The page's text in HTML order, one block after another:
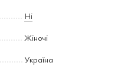
Ні
Жіночі
Україна